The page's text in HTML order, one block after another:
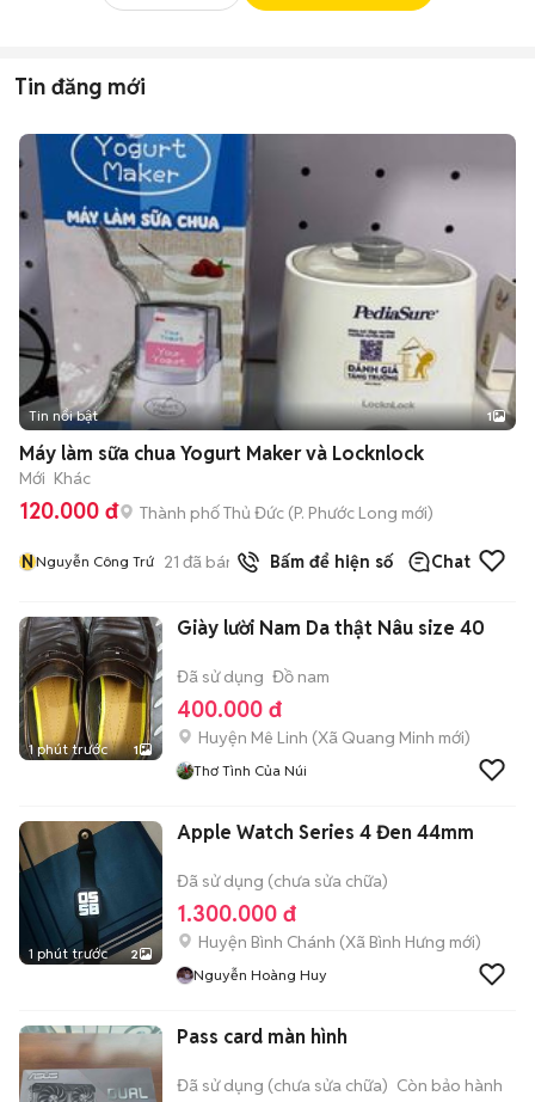
Tin đăng mới
Tin nổi bật 1
Máy làm sữa chua Yogurt Maker và Locknlock
Mới Khác
120.000 đ Thành phố Thủ Đức (P. Phước Long mới)
NNguyễn Công Trứ 21 đã bán Bấm để hiện số Chat
1 phút trước 1
Giày lười Nam Da thật Nâu size 40
Đã sử dụng Đồ nam
400.000 đ
Huyện Mê Linh (Xã Quang Minh mới)
Thơ Tình Của Núi
1 phút trước 2
Apple Watch Series 4 Đen 44mm
Đã sử dụng (chưa sửa chữa)
1.300.000 đ
Huyện Bình Chánh (Xã Bình Hưng mới)
Nguyễn Hoàng Huy
Pass card màn hình
Đã sử dụng (chưa sửa chữa) Còn bảo hành